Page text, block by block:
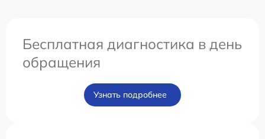
Бесплатная диагностика в день
обращения
Узнать подробнее